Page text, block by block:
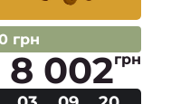
грн
8 002грн